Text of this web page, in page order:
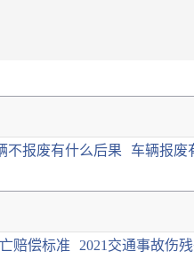
不报废有什么后果
车辆报废
赔偿标准 2021交通事故伤